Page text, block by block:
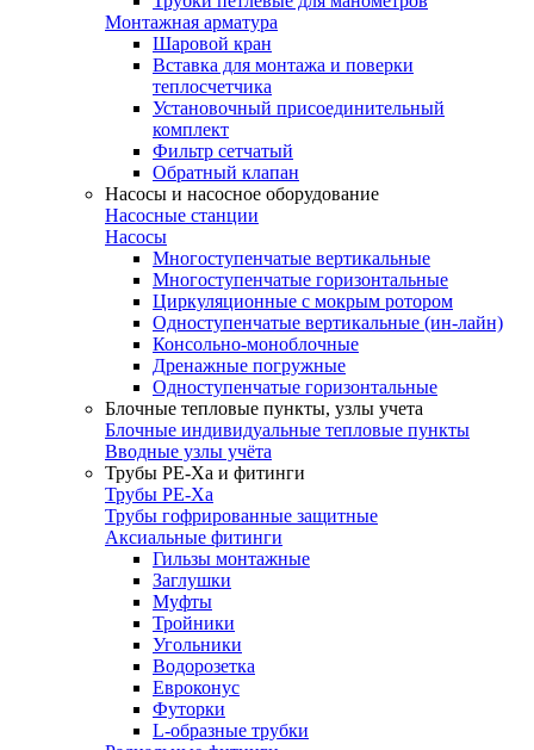
Монтажная арматура
Шаровой кран
Вставка для монтажа и поверки
теплосчетчика
Установочный присоединительный
комплект
Фильтр сетчатый
Обратный клапан
Насосы и насосное оборудование
Насосные станции
Насосы
Многоступенчатые вертикальные
Многоступенчатые горизонтальные
Циркуляционные с мокрым ротором
Одноступенчатые вертикальные (ин-лайн)
Консольно-моноблочные
Дренажные погружные
Одноступенчатые горизонтальные
Блочные тепловые пункты, узлы учета
Блочные индивидуальные тепловые пункты
Вводные узлы учёта
Трубы РЕ-Ха и фитинги
Трубы РЕ-Ха
Трубы гофрированные защитные
Аксиальные фитинги
Гильзы монтажные
Заглушки
Муфты
Тройники
Угольники
Водорозетка
Евроконус
Футорки
L-образные трубки